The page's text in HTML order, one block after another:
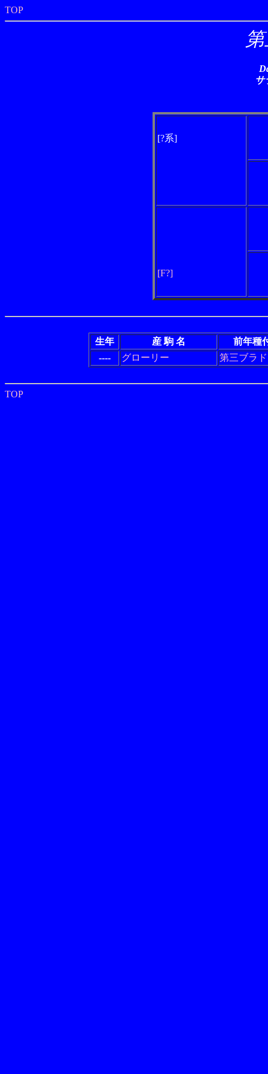
TOP
サ
[?系]
[F?]
生年 産 駒 名
前年種
----
グローリー 第三ブラ
TOP